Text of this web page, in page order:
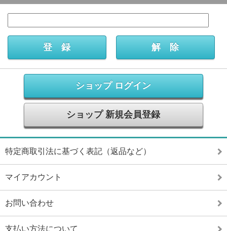
ショップ ログイン
ショップ 新規会員登録
特定商取引法に基づく表記（返品など）
マイアカウント
お問い合わせ
支払い方法について